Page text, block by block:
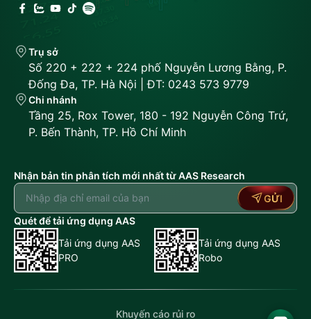
Trụ sở
Số 220 + 222 + 224 phố Nguyễn Lương Bằng, P.
Đống Đa, TP. Hà Nội | ĐT: 0243 573 9779
Chi nhánh
Tầng 25, Rox Tower, 180 - 192 Nguyễn Công Trứ,
P. Bến Thành, TP. Hồ Chí Minh
Nhận bản tin phân tích mới nhất từ AAS Research
GỬI
Quét để tải ứng dụng AAS
Tải ứng dụng AAS
PRO
Tải ứng dụng AAS
Robo
Khuyến cáo rủi ro